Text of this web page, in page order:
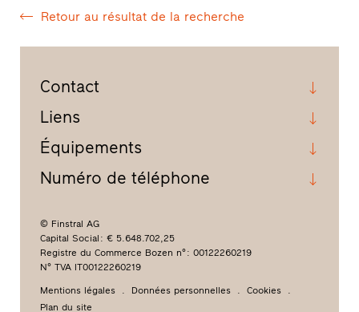
Retour au résultat de la recherche
Contact
Liens
Équipements
Numéro de téléphone
© Finstral AG
Capital Social : € 5.648.702,25
Registre du Commerce Bozen n° : 00122260219
N° TVA IT00122260219
Mentions légales Données personnelles
Cookies
Plan du site